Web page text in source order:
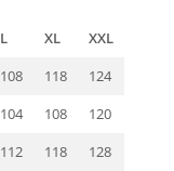
L XL
XXL
108 118
124
104 108
120
112 118
128